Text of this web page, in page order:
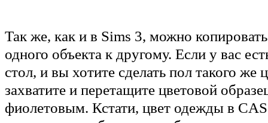
Так же, как и в Sims 3, можно
одного объекта к другому. Если у вас
стол, и вы хотите сделать пол такого же
захватите и перетащите цветовой
фиолетовым. Кстати, цвет одежды в